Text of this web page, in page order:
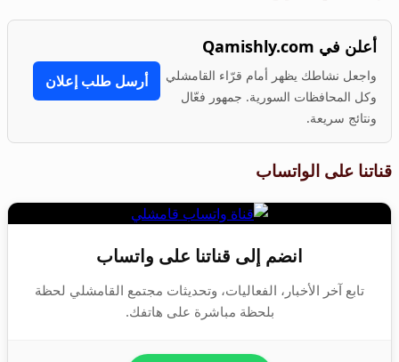
أعلن في Qamishly.com
واجعل نشاطك يظهر أمام قرّاء القامشلي
وكل المحافظات السورية. جمهور فعّال
ونتائج سريعة.
أرسل طلب إعلان
قناتنا على الواتساب
انضم إلى قناتنا على واتساب
تابع آخر الأخبار، الفعاليات، وتحديثات مجتمع القامشلي لحظة
بلحظة مباشرة على هاتفك.